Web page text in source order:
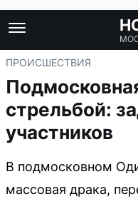
ПРОИСШЕСТВИЯ
стрельбой:
участников
В подмосковном
массовая драка,